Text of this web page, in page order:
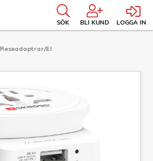
SÖK BLI KUND LOGGA IN
Reseadaptrar/El